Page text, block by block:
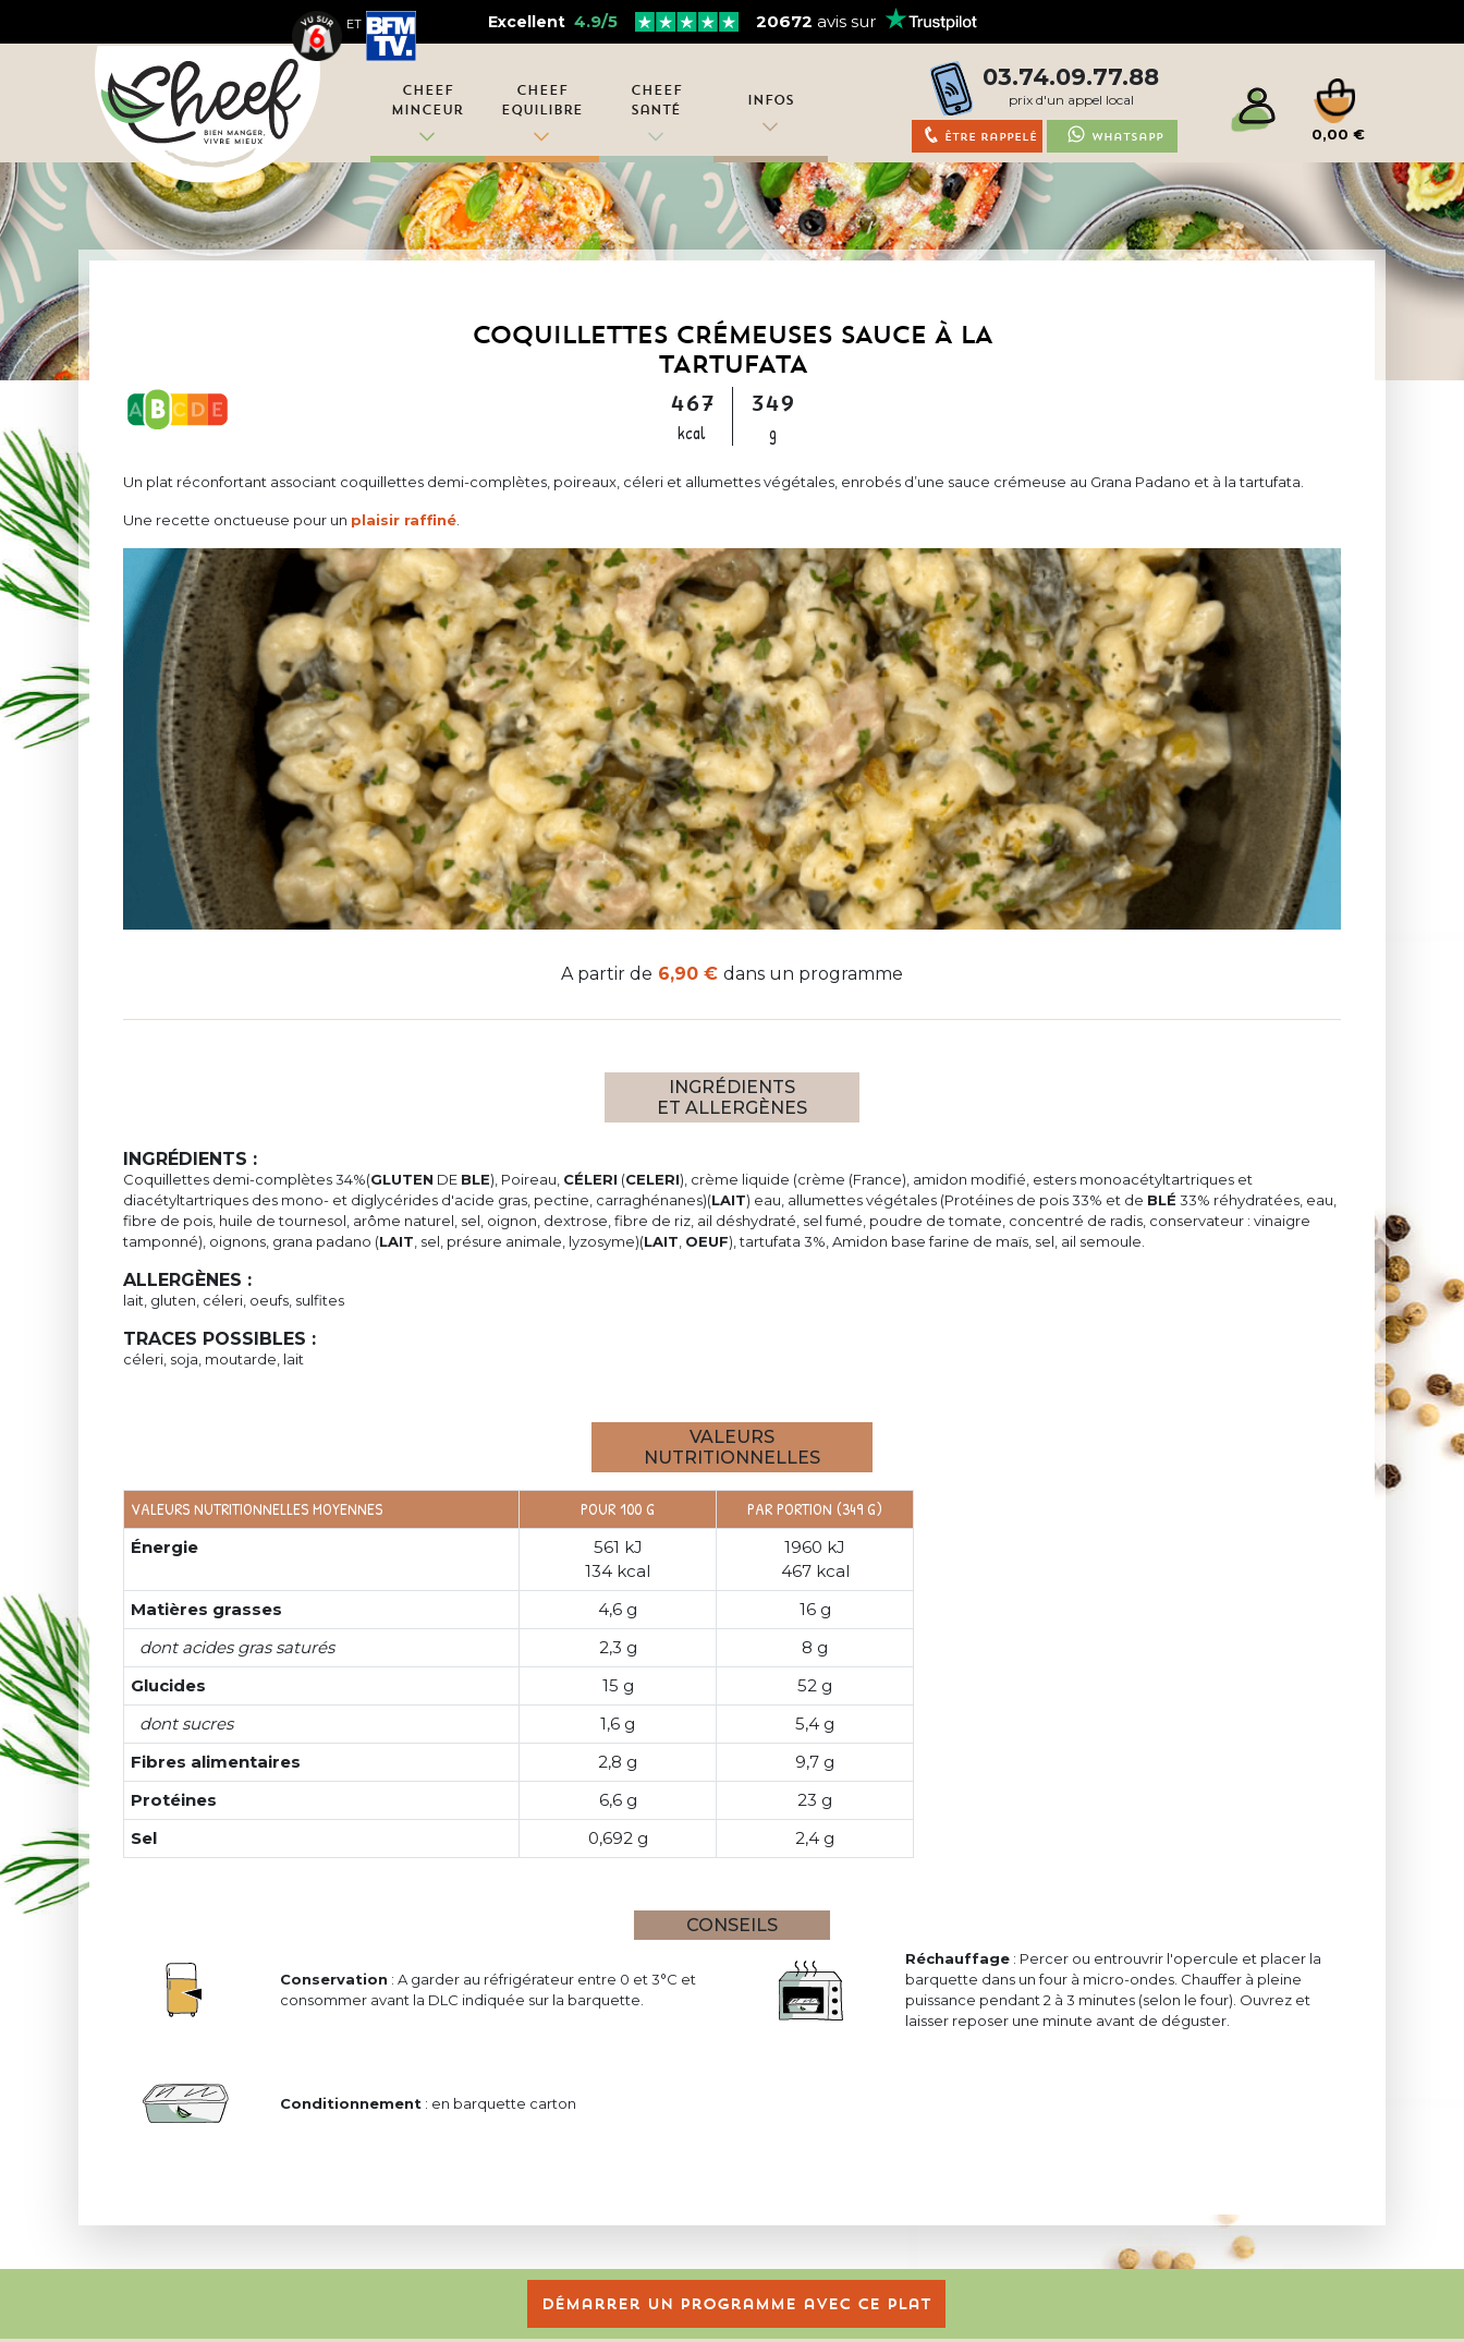
ET Excellent 4.9/5 20672 avis sur
Cheef
Minceur
Cheef
Equilibre
Cheef
Santé
Infos
03.74.09.77.88
prix d'un appel local
Être rappelé Whatsapp 0,00 €
COQUILLETTES CRÉMEUSES SAUCE À LA
TARTUFATA
467
kcal
349
g
Un plat réconfortant associant coquillettes demi-complètes, poireaux, céleri et allumettes végétales, enrobés d’une sauce crémeuse au Grana Padano et à la tartufata.
Une recette onctueuse pour un plaisir raffiné
A partir de 6,90 € dans un programme
INGRÉDIENTS
ET ALLERGÈNES
INGRÉDIENTS :
Coquillettes demi-complètes 34%(GLUTEN DE BLE), Poireau, CÉLERI (CELERI), crème liquide (crème (France), amidon modifié, esters monoacétyltartriques et
diacétyltartriques des mono- et diglycérides d'acide gras, pectine, carraghénanes)(LAIT) eau, allumettes végétales (Protéines de pois 33% et de BLÉ 33% réhydratées, eau,
fibre de pois, huile de tournesol, arôme naturel, sel, oignon, dextrose, fibre de riz, ail déshydraté, sel fumé, poudre de tomate, concentré de radis, conservateur : vinaigre
tamponné), oignons, grana padano (LAIT , sel, présure animale, lyzosyme)(LAIT OEUF), tartufata 3%, Amidon base farine de maïs, sel, ail semoule.
ALLERGÈNES :
lait, gluten, céleri, oeufs, sulfites
TRACES POSSIBLES :
céleri, soja, moutarde, lait
VALEURS
NUTRITIONNELLES
VALEURS NUTRITIONNELLES MOYENNES POUR 100 G PAR PORTION (349 G)
Énergie
561 kJ
134 kcal
1960 kJ
467 kcal
Matières grasses
4,6 g
16 g
dont acides gras saturés
2,3 g
8 g
Glucides
15 g
52 g
dont sucres
1,6 g
5,4 g
Fibres alimentaires
2,8 g
9,7 g
Protéines
6,6 g
23 g
Sel
0,692 g 2,4 g
CONSEILS
Conservation : A garder au réfrigérateur entre 0 et 3°C et
consommer avant la DLC indiquée sur la barquette.
Réchauffage: Percer ou entrouvrir l'opercule et placer la
barquette dans un four à micro-ondes. Chauffer à pleine
puissance pendant 2 à 3 minutes (selon le four). Ouvrez et
laisser reposer une minute avant de déguster.
Conditionnement : en barquette carton
Démarrer un programme avec ce plat